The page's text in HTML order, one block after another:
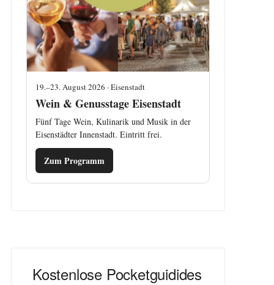
19.–23. August 2026 · Eisenstadt
Wein & Genusstage Eisenstadt
Fünf Tage Wein, Kulinarik und Musik in der
Eisenstädter Innenstadt. Eintritt frei.
Zum Programm
Kostenlose Pocketguidides